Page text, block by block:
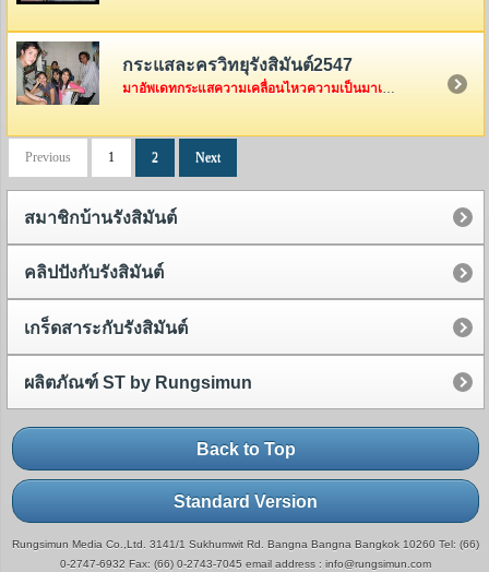
กระแสละครวิทยุรังสิมันต์2547
มาอัพเดทกระแสความเคลื่อนไหวความเป็นมาเป็นไปของทีมงานรังสิมันต์กันค่ะ ว่าพวกเค้าเหล่านี้ได้ไปทำอะไรกันมาบ้าง
Previous 1 2 Next
สมาชิกบ้านรังสิมันต์
คลิปปังกับรังสิมันต์
เกร็ดสาระกับรังสิมันต์
ผลิตภัณฑ์ ST by Rungsimun
Back to Top
Standard Version
Rungsimun Media Co.,Ltd. 3141/1 Sukhumwit Rd. Bangna Bangna Bangkok 10260 Tel: (66)
0-2747-6932 Fax: (66) 0-2743-7045 email address : info@rungsimun.com